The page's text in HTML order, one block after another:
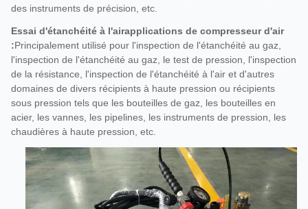
des instruments de précision, etc.
Essai d'étanchéité à l'airapplications de compresseur d'air
:Principalement utilisé pour l'inspection de l'étanchéité au gaz,
l'inspection de l'étanchéité au gaz, le test de pression, l'inspection
de la résistance, l'inspection de l'étanchéité à l'air et d'autres
domaines de divers récipients à haute pression ou récipients
sous pression tels que les bouteilles de gaz, les bouteilles en
acier, les vannes, les pipelines, les instruments de pression, les
chaudières à haute pression, etc.